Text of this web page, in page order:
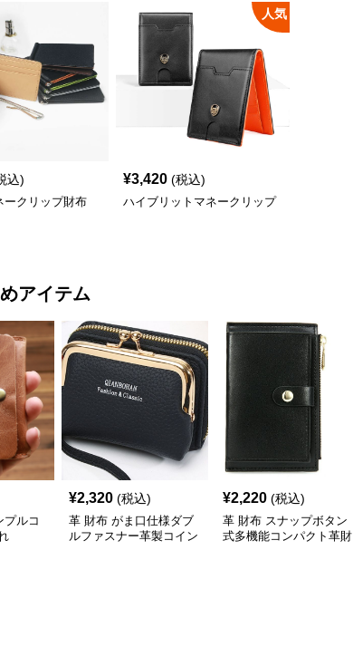
込)
ークリップ財布
人気
¥3,420 (税込)
ハイブリットマネークリップ
アイテム
プルコ
¥2,320 (税込)
革 財布 がま口仕様ダブ
ルファスナー革製コイン
¥2,220 (税込)
革 財布 スナップボタン
式多機能コンパクト革財